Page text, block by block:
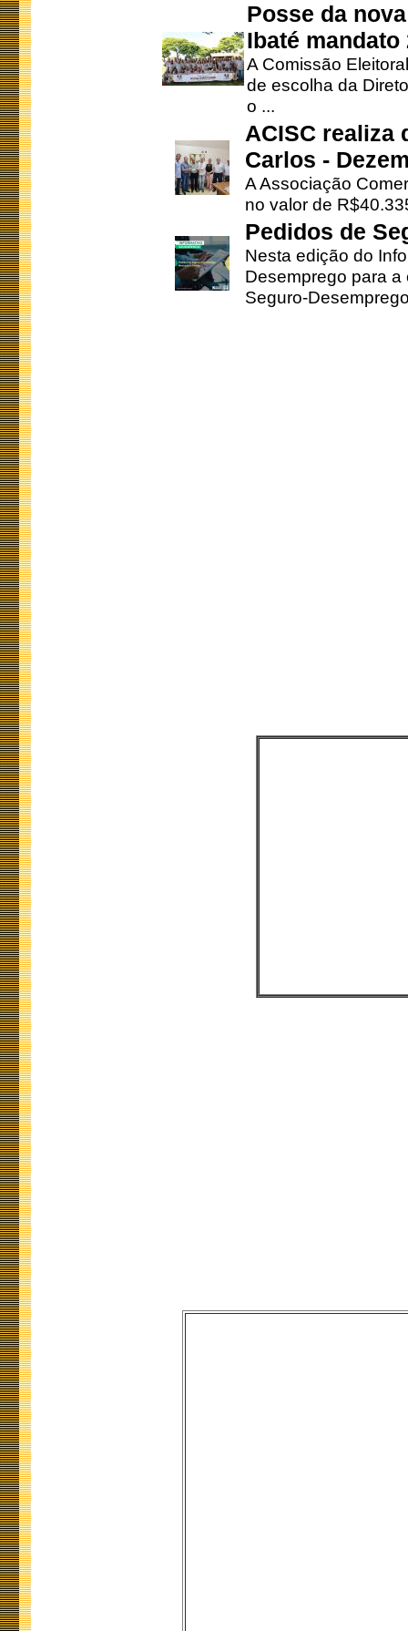
Posse da
Ibaté mandato
A Comissão
de escolha da
o ...
ACISC realiza
Carlos -
A Associação
no valor de
Pedidos de
Nesta edição do
Desemprego para
Seguro-